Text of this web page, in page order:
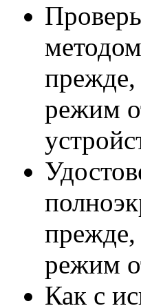
прежде,
режим
прежде,
режим
Как с